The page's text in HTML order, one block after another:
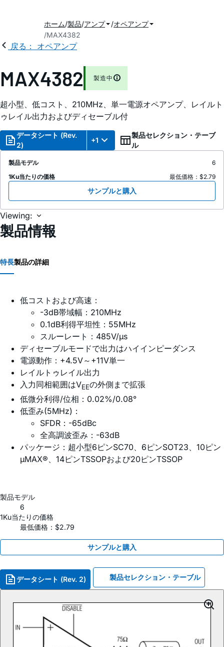
ホーム 製品 アンプ
オペアンプ
MAX4382
戻る： オペアンプ
MAX4382 製造中
超小型、低コスト、210MHz、単一電源オペアンプ、レイルト
ゥレイル出力およびディセーブル付
データシート (Rev.
2)
+1
製品セレクション・テーブ
ル
製品モデル
6
1Ku当たりの価格
最低価格：$2.79
サンプルと購入
Viewing:
製品情報
特長製品の詳細
低コストおよび高速：
-3dB帯域幅：210MHz
0.1dB利得平坦性：55MHz
スルーレート：485V/µs
ディセーブルモードで出力はハイインピーダンス
電源動作：+4.5V～+11V単一
レイルトゥレイル出力
入力同相範囲はVEEの外側まで拡張
低微分利得/位相：0.02%/0.08°
低歪み(5MHz)：
SFDR：-65dBc
全高調波歪み：-63dB
パッケージ：超小型6ピンSC70、6ピンSOT23、10ピン
µMAX®、14ピンTSSOPおよび20ピンTSSOP
製品モデル
6
1Ku当たりの価格
最低価格：$2.79
サンプルと購入
データシート (Rev. 2) 製品セレクション・テーブル